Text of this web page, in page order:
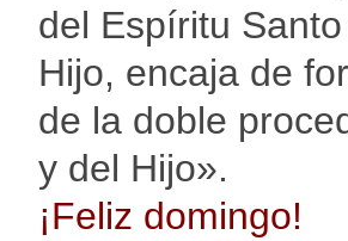
del Espíritu
Hijo, encaja de
de la doble
y del Hijo».
¡Feliz domingo!